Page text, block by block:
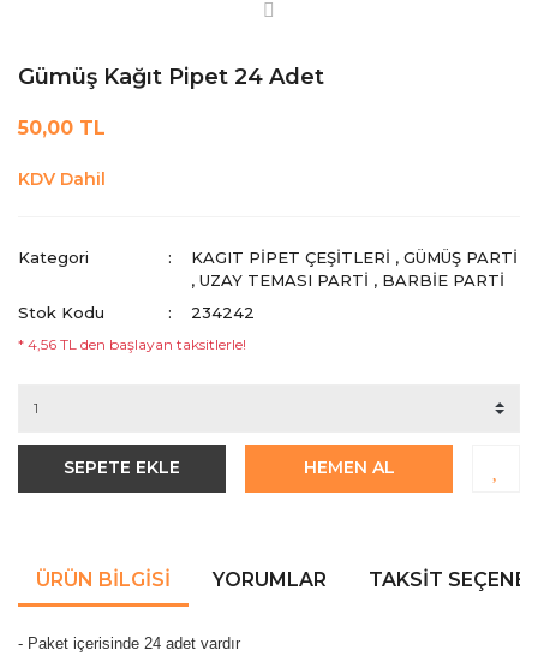
Gümüş Kağıt Pipet 24 Adet
50,00 TL
KDV Dahil
Kategori KAGIT PIPET ÇEŞITLERI ,GÜMÜŞ PARTI
,UZAY TEMASI PARTI , BARBIE PARTI
Stok Kodu
234242
* 4,56 TL den başlayan taksitlerle!
SEPETE EKLE HEMEN AL
ÜRÜN BILGISI YORUMLAR TAKSIT
- Paket içerisinde 24 adet vardır